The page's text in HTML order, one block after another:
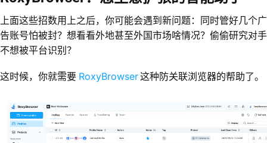
上面这些招数用上之后，你可能会遇到新问题：同时管好几个广
告账号怕被封？想看看外地甚至外国市场啥情况？偷偷研究对手
不想被平台识别？
这时候，你就需要 RoxyBrowser这种防关联浏览器的帮助了。